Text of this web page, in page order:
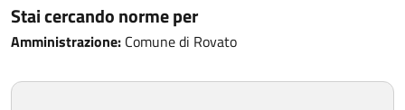
Stai cercando norme per
Amministrazione: Comune di Rovato